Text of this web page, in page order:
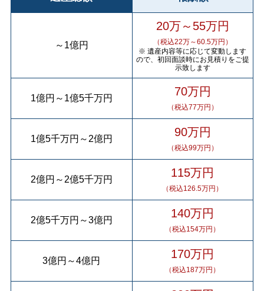
～ 1億円
20万～55万円
（税込22万～60.5万円）
※ 遺産内容等に応じて変動します
ので、初回面談時にお見積りをご提
示致します
1億円 ～ 1億5千万円 70万円
（税込77万円）
1億5千万円 ～ 2億円 90万円
（税込99万円）
2億円 ～ 2億5千万円 115万円
（税込126.5万円）
2億5千万円 ～3億円 140万円
（税込154万円）
3億円 ～4億円 170万円
（税込187万円）